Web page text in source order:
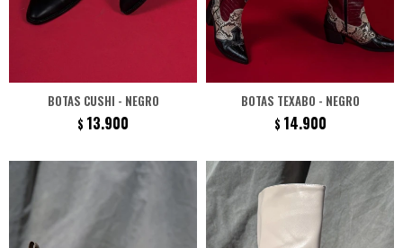
BOTAS CUSHI - NEGRO
$ 13.900
BOTAS TEXABO - NEGRO
$ 14.900